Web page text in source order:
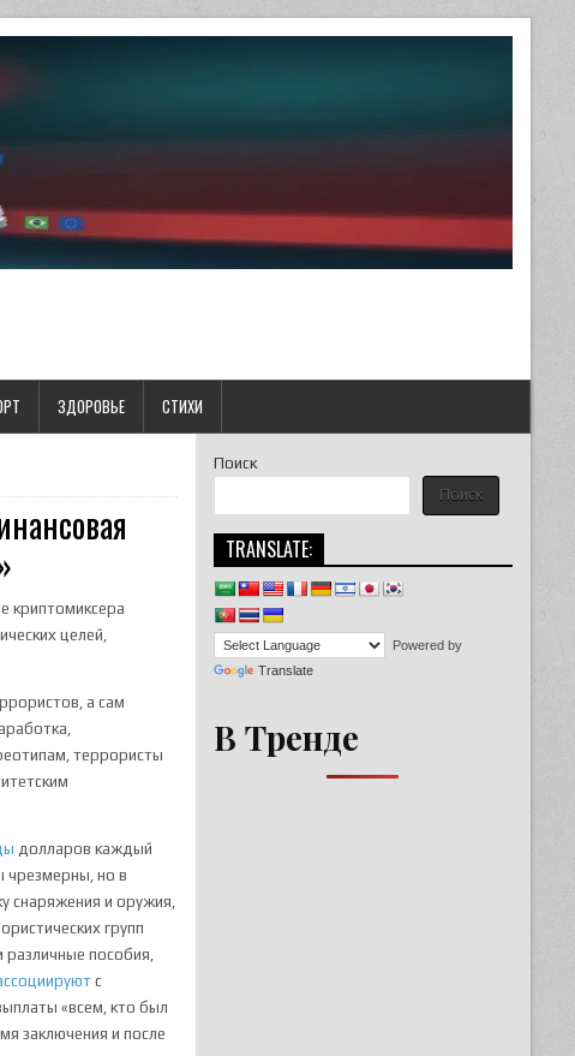
ЗДОРОВЬЕ СТИХИ
криптомиксера
целей,
а сам
террористы
долларов каждый
чрезмерны, но в
снаряжения и оружия,
групп
различные пособия,
с
«всем, кто был
заключения и после
Поиск
Поиск
TRANSLATE:
Powered by
Translate
В Тренде